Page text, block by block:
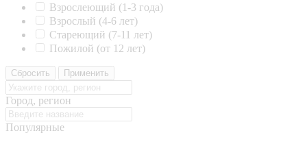
Взрослеющий (1-3 года)
Взрослый (4-6 лет)
Стареющий (7-11 лет)
Пожилой (от 12 лет)
Сбросить Применить
Город, регион
Популярные